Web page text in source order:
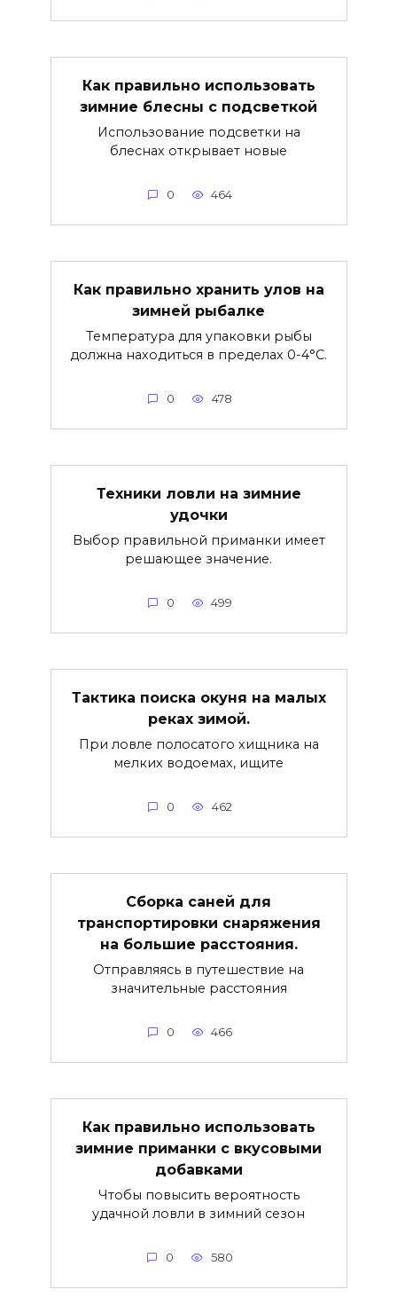
Как правильно использовать
зимние блесны с подсветкой
Использование подсветки на
блеснах открывает новые
0 464
Как правильно хранить улов на
зимней рыбалке
Температура для упаковки рыбы
должна находиться в пределах 0-4°C.
0 478
Техники ловли на зимние
удочки
Выбор правильной приманки имеет
решающее значение.
0 499
Тактика поиска окуня на малых
реках зимой.
При ловле полосатого хищника на
мелких водоемах, ищите
0 462
Сборка саней для
транспортировки снаряжения
на большие расстояния.
Отправляясь в путешествие на
значительные расстояния
0 466
Как правильно использовать
зимние приманки с вкусовыми
добавками
Чтобы повысить вероятность
удачной ловли в зимний сезон
0 580